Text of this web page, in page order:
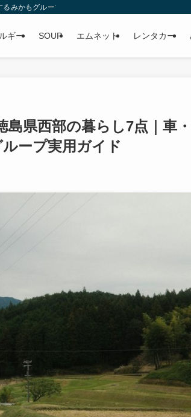
みかもグループ
ギー SOUP エムネット レンタカー
島県西部の暮らし7点｜車・
ープ実用ガイド